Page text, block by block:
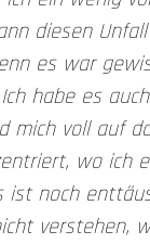
diesen
es war
habe es
mich voll auf
wo ich
ist noch
verstehen,